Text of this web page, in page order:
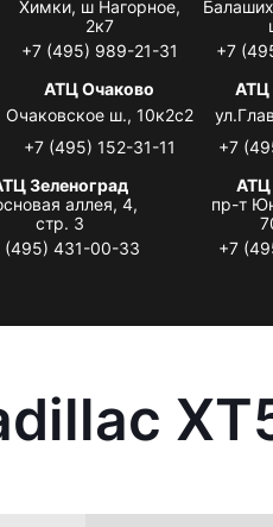
Химки, ш Нагорное,
2к7
+7 (495) 989-21-31
+7
АТЦ Очаково
Очаковское ш., 10к2с2
+7 (495) 152-31-11
АТЦ
+7
Зеленоград
аллея, 4,
стр. 3
(495) 431-00-33
АТЦ
пр-т
+7